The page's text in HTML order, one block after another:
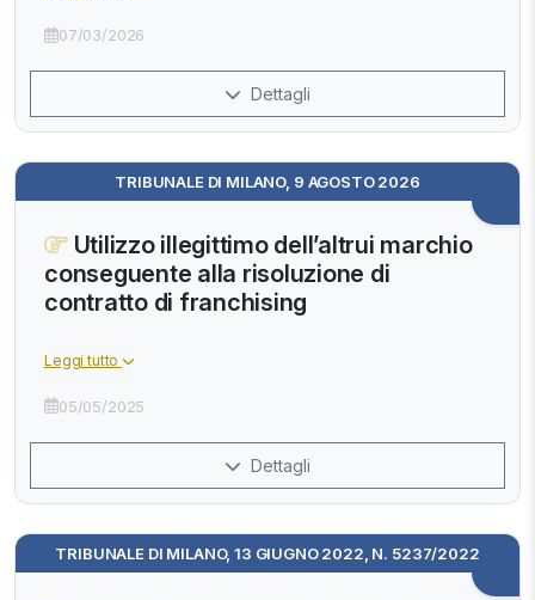
07/03/2026
Dettagli
TRIBUNALE DI MILANO, 9 AGOSTO 2026
Utilizzo illegittimo dell’altrui marchio
conseguente alla risoluzione di
contratto di franchising
Leggi tutto
05/05/2025
Dettagli
TRIBUNALE DI MILANO, 13 GIUGNO 2022, N. 5237/2022